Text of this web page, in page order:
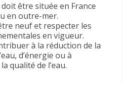
être située en France
en outre-mer.
neuf et respecter les
en vigueur.
à la réduction de la
d’énergie ou à
qualité de l’eau.